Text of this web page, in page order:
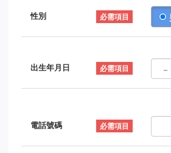
性別
出生年月日
電話號碼